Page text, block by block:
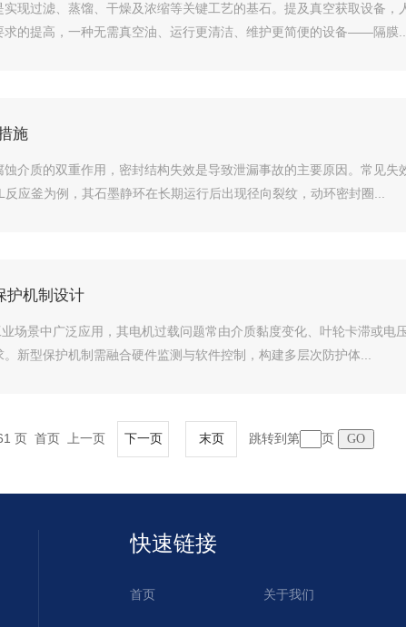
现过滤、蒸馏、干燥及浓缩等关键工艺的基石。提及真空获取设备，
的提高，一种无需真空油、运行更清洁、维护更简便的设备——隔膜...
施
介质的双重作用，密封结构失效是导致泄漏事故的主要原因。常见
应釜为例，其石墨静环在长期运行后出现径向裂纹，动环密封圈...
护机制设计
场景中广泛应用，其电机过载问题常由介质黏度变化、叶轮卡滞或电
新型保护机制需融合硬件监测与软件控制，构建多层次防护体...
页 首页 上一页 下一页 末页 跳转到第 页
快速链接
首页 关于我们